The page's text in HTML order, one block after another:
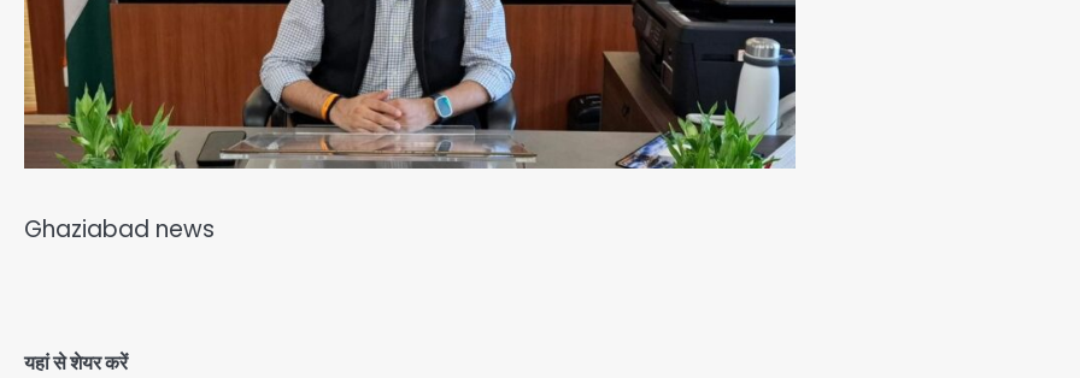
Ghaziabad news
यहां से शेयर करें